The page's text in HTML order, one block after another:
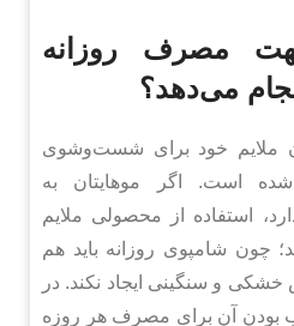
مصرف روزانه
می‌دهد؟
ملایم خود برای شست‌وشوی
است. اگر موهایتان به
استفاده از محصولی ملایم
چون شامپوی روزانه باید هم
و سنگینی ایجاد نکند. در
بودن آن برای مصرف هر روزه